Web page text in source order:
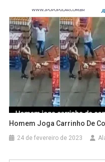
Homem Joga Carrinho De
24 de fevereiro de 2023